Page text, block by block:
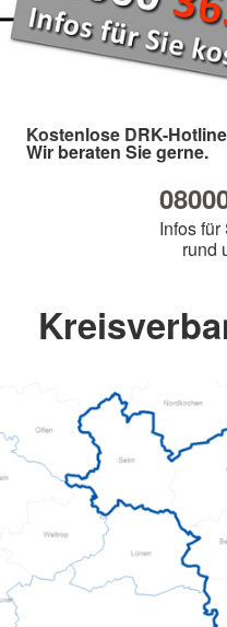
Kostenlose DRK-
Wir beraten Sie gerne.
Infos
rund